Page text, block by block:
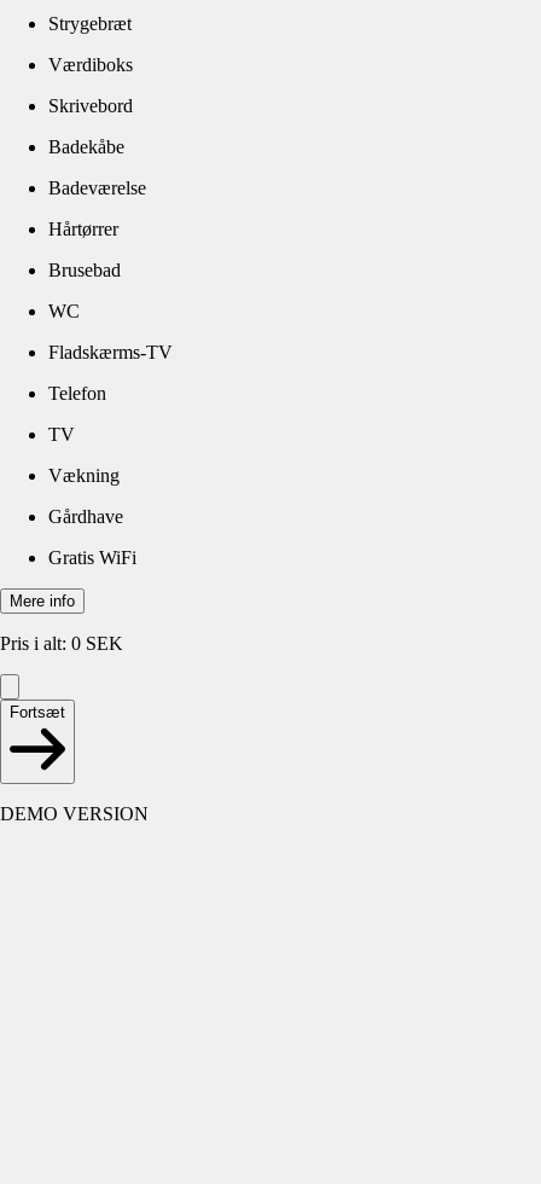
Strygebræt
Værdiboks
Skrivebord
Badekåbe
Badeværelse
Hårtørrer
Brusebad
WC
Fladskærms-TV
Telefon
TV
Vækning
Gårdhave
Gratis WiFi
Mere info
Pris i alt: 0 SEK
Fortsæt
DEMO VERSION